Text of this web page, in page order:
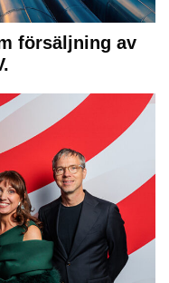
försäljning av